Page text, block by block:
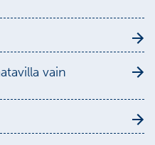
vain